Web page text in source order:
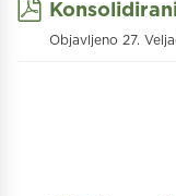
pdf
Objavljeno 27.